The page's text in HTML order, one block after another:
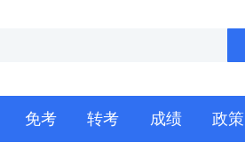
免考 转考 成绩 政策